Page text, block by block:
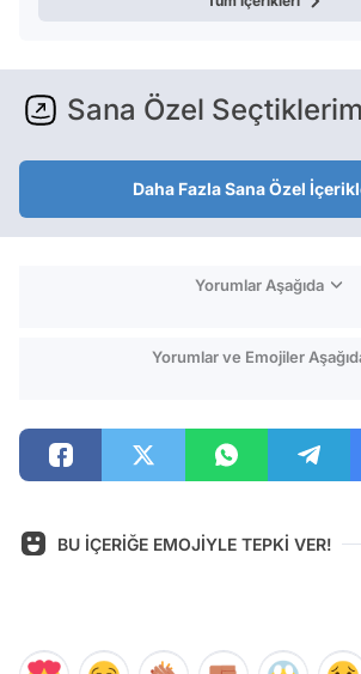
Sana Özel
Daha Fazla Sana Özel
Yorumlar Aşağıda
Yorumlar ve Emojiler
BU İÇERİĞE EMOJİYLE TEPKİ VER!